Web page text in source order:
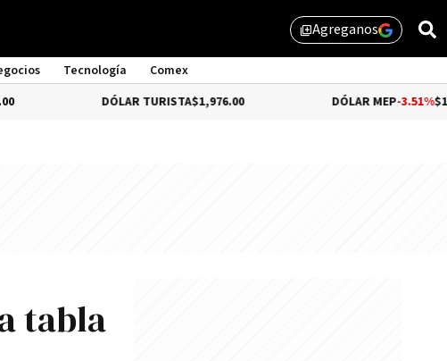
library_addAgreganos
Tecnología
Comex
DÓLAR TURISTA$1,976.00 -3.51%$1,525.85
tabla